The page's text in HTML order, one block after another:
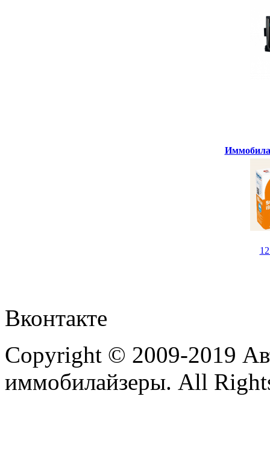
Вконтакте
Copyright © 2009-2019
иммобилайзеры. All